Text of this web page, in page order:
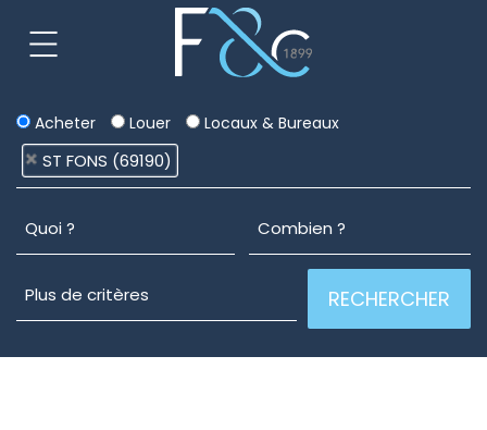
Acheter Louer Locaux & Bureaux
ST FONS (69190)